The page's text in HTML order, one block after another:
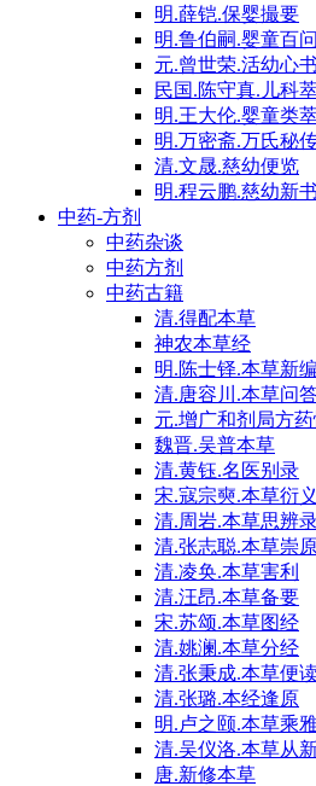
明.薛铠.保婴撮要
明.鲁伯嗣.婴童百问
元.曾世荣.活幼心书
民国.陈守真.儿科
明.王大伦.婴童类
明.万密斋.万氏秘
清.文晟.慈幼便览
明.程云鹏.慈幼新书
中药-方剂
中药杂谈
中药方剂
中药古籍
清.得配本草
神农本草经
明.陈士铎.本草新编
清.唐容川.本草问
元.增广和剂局方
魏晋.吴普本草
清.黄钰.名医别录
宋.寇宗奭.本草衍义
清.周岩.本草思辨
清.张志聪.本草崇
清.凌奂.本草害利
清.汪昂.本草备要
宋.苏颂.本草图经
清.姚澜.本草分经
清.张秉成.本草便
清.张璐.本经逢原
明.卢之颐.本草乘
清.吴仪洛.本草从
唐.新修本草